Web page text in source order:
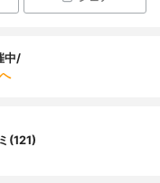
中/
(121)